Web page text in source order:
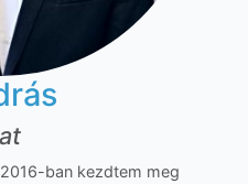
ban kezdtem meg